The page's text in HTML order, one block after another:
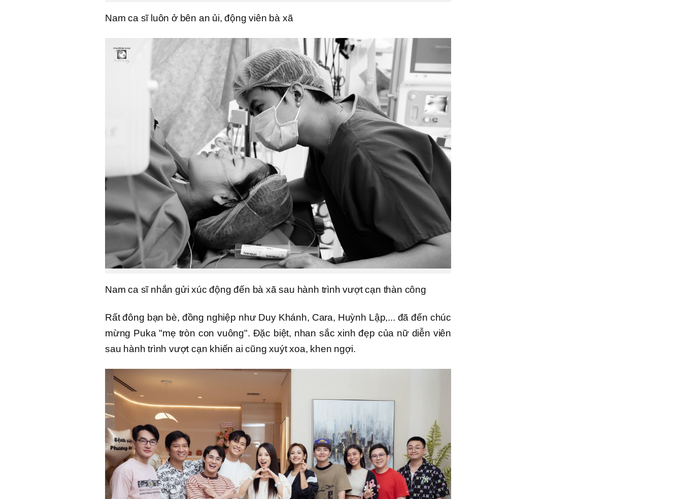
Nam ca sĩ luôn ở bên an ủi, động viên bà xã
Nam ca sĩ nhắn gửi xúc động đến bà xã sau hành trình vượt cạn thàn công
Rất đông bạn bè, đồng nghiệp như Duy Khánh, Cara, Huỳnh Lập,... đã đến chúc
mừng Puka "mẹ tròn con vuông". Đặc biệt, nhan sắc xinh đẹp của nữ diễn viên
sau hành trình vượt cạn khiến ai cũng xuýt xoa, khen ngợi.